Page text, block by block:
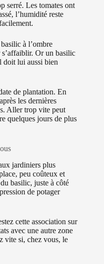
serré. Les tomates ont
l’humidité reste
à l’ombre
Or un basilic
doit lui aussi bien
de plantation. En
les dernières
Aller trop vite peut
quelques jours de plus
jardiniers plus
peu coûteux et
basilic, juste à côté
de potager
cette association sur
avec une autre zone
vite si, chez vous, le